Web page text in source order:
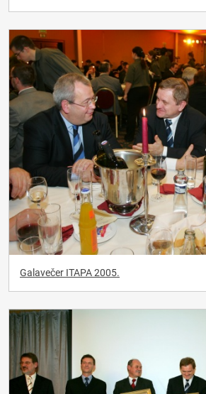
Galavečer ITAPA 2005.